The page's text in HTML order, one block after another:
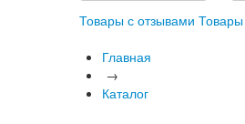
Товары с отзывами Товары
Главная
→
Каталог